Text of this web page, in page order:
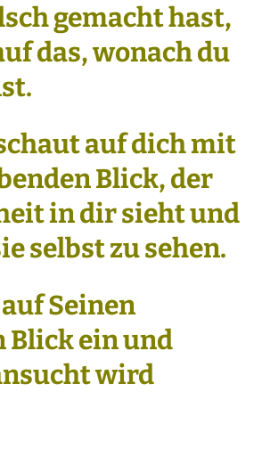
gemacht hast,
das, wonach du
auf dich mit
Blick, der
in dir sieht und
selbst zu sehen.
Seinen
Blick ein und
wird